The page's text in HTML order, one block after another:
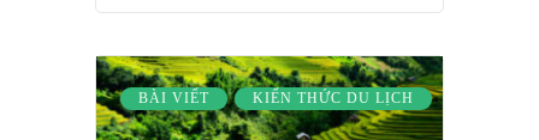
BÀI VIẾT KIẾN THỨC DU LỊCH